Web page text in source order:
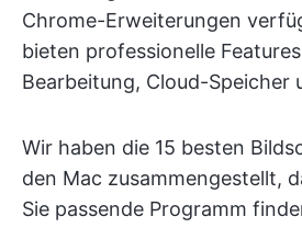
Chrome-Erweiterungen
bieten professionelle
Bearbeitung, Cloud-Speicher
Wir haben die 15 besten
den Mac zusammengestellt,
Sie passende Programm